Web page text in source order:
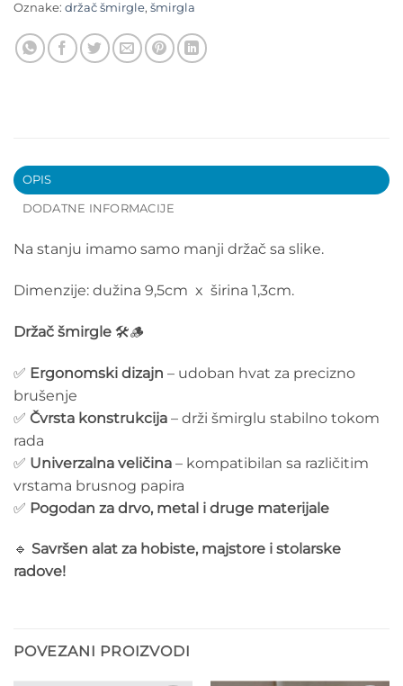
Oznake: držač šmirgle, šmirgla
OPIS
DODATNE INFORMACIJE
Na stanju imamo samo manji držač sa slike.
Dimenzije: dužina 9,5cm x širina 1,3cm.
Držač šmirgle 🛠️🪵
✅ Ergonomski dizajn – udoban hvat za precizno
brušenje
✅ Čvrsta konstrukcija – drži šmirglu stabilno tokom
rada
✅ Univerzalna veličina – kompatibilan sa različitim
vrstama brusnog papira
✅ Pogodan za drvo, metal i druge materijale
🔹 Savršen alat za hobiste, majstore i stolarske
radove!
POVEZANI PROIZVODI